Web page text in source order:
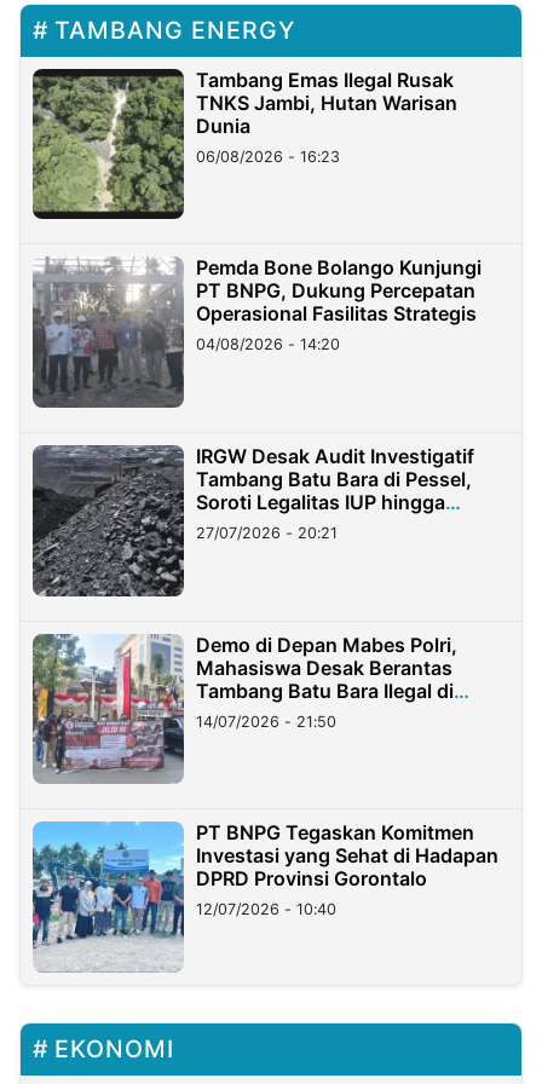
TAMBANG ENERGY
Tambang Emas Ilegal Rusak
TNKS Jambi, Hutan Warisan
Dunia
06/08/2026 - 16:23
Pemda Bone Bolango Kunjungi
PT BNPG, Dukung Percepatan
Operasional Fasilitas Strategis
04/08/2026 - 14:20
IRGW Desak Audit Investigatif
Tambang Batu Bara di Pessel,
Soroti Legalitas IUP hingga
Stockpile
27/07/2026 - 20:21
Demo di Depan Mabes Polri,
Mahasiswa Desak Berantas
Tambang Batu Bara Ilegal di
Lampung
14/07/2026 - 21:50
PT BNPG Tegaskan Komitmen
Investasi yang Sehat di Hadapan
DPRD Provinsi Gorontalo
12/07/2026 - 10:40
EKONOMI